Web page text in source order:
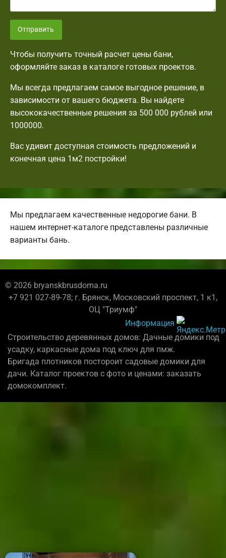
Отправить
Чтобы получить точный расчет цены бани,
оформляйте заказ в каталоге готовых проектов.
Мы всегда предлагаем самое выгодное решение, в
зависимости от вашего бюджета. Вы найдете
высококачественные решения за 500 000 рублей или
1000000.
Вас удивит доступная стоимость предложений и
конечная цена 1м2 постройки!
Мы предлагаем качественные недорогие бани. В
нашем интернет-каталоге представлены различные
варианты бань.
© 2026 bryanskbrusdoma.ru
+7 921 027-89-78; г. Брянск, Московский проспект, 1 к1,
ОЦ "Триумф"
Информация
Строительство деревянных домов: Дачные домики под
усадку, каркасные дома под ключ для пмж.
Бригада плотников постороит садовые домики для
дачи. Каталог проектов с фото и ценами: заказать
домокомплект.